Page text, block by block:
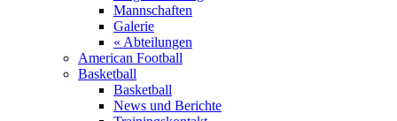
Mannschaften
Galerie
« Abteilungen
American Football
Basketball
Basketball
News und Berichte